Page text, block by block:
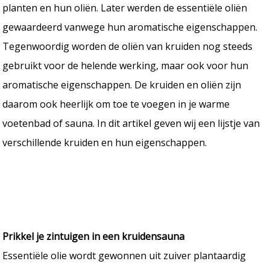
planten en hun oliën. Later werden de essentiële oliën
gewaardeerd vanwege hun aromatische eigenschappen.
Tegenwoordig worden de oliën van kruiden nog steeds
gebruikt voor de helende werking, maar ook voor hun
aromatische eigenschappen. De kruiden en oliën zijn
daarom ook heerlijk om toe te voegen in je warme
voetenbad of sauna. In dit artikel geven wij een lijstje van
verschillende kruiden en hun eigenschappen.
Prikkel je zintuigen in een kruidensauna
Essentiële olie wordt gewonnen uit zuiver plantaardig